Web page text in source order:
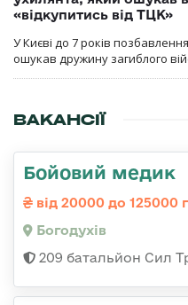
«відкупитись від ТЦК»
У Києві до 7 років
ошукав дружину загиблого
ВАКАНСІЇ
Бойовий медик
від 20000 до 125000
Богодухів
209 батальйон Сил